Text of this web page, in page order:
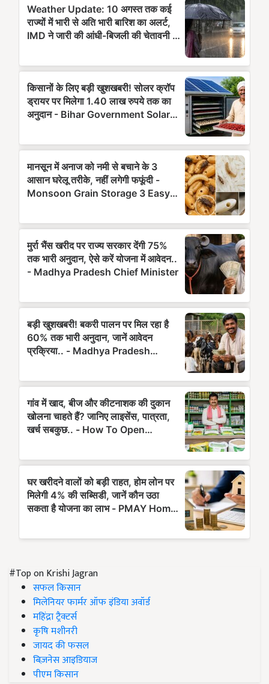
#Top on Krishi Jagran
सफल किसान
मिलेनियर फार्मर ऑफ इंडिया अवॉर्ड
महिंद्रा ट्रैक्टर्स
कृषि मशीनरी
जायद की फसल
बिज़नेस आइडियाज
पीएम किसान